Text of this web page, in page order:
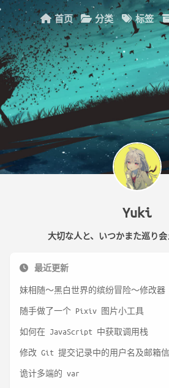
首页 分类 标签
Yuki
大切な人と、いつかまた巡り会
最近更新
妹相随～黑白世界的缤纷冒险～修改器
随手做了一个 Pixiv 图片小工具
如何在 JavaScript 中获取调用栈
修改 Git 提交记录中的用户名及邮箱
诡计多端的 var